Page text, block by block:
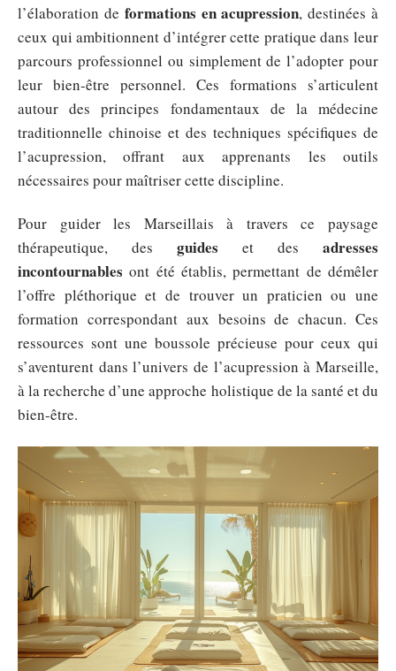
l’élaboration de formations en acupression, destinées à
ceux qui ambitionnent d’intégrer cette pratique dans leur
parcours professionnel ou simplement de l’adopter pour
leur bien-être personnel. Ces formations s’articulent
autour des principes fondamentaux de la médecine
traditionnelle chinoise et des techniques spécifiques de
l’acupression, offrant aux apprenants les outils
nécessaires pour maîtriser cette discipline.
Pour guider les Marseillais à travers ce paysage
thérapeutique, des guides et des adresses
incontournables ont été établis, permettant de démêler
l’offre pléthorique et de trouver un praticien ou une
formation correspondant aux besoins de chacun. Ces
ressources sont une boussole précieuse pour ceux qui
s’aventurent dans l’univers de l’acupression à Marseille,
à la recherche d’une approche holistique de la santé et du
bien-être.